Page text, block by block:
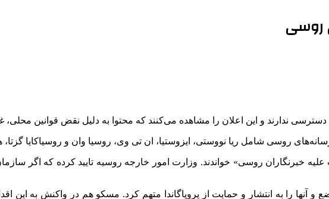
روسی
دسترسی ندارند و این اعلان را مشاهده می‌کنند که محتوا به دلیل نقض قوانین
رسانه‌های روسی شامل ریا نووستی، ایزوستیا، ان تی وی، روسیا وان و روسیاکایا
خبرنگاران روسی» خواندند. وزارت امور خارجه روسیه تایید کرده که اگر